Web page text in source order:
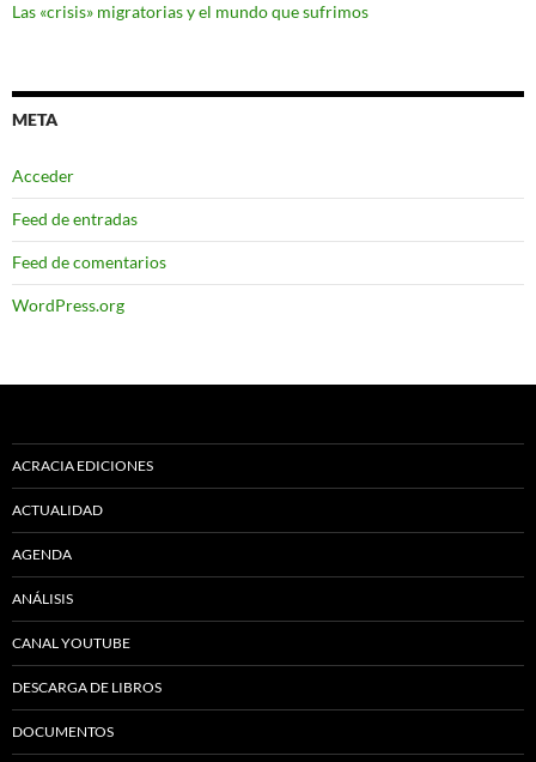
Las «crisis» migratorias y el mundo que sufrimos
META
Acceder
Feed de entradas
Feed de comentarios
WordPress.org
ACRACIA EDICIONES
ACTUALIDAD
AGENDA
ANÁLISIS
CANAL YOUTUBE
DESCARGA DE LIBROS
DOCUMENTOS